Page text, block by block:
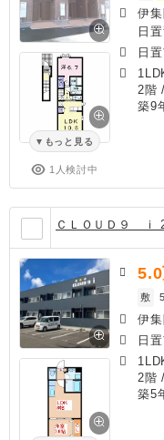
もっと見る
1人検討中
伊
日
日
2階
築9
ＣＬＯＵＤ９ ｉ
5.0
敷
伊
日
2階
築5